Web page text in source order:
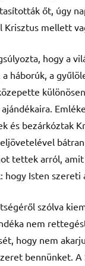
őt, úgy
Krisztus mellett
hogy a
háborúk, a
és bezárkóztak
tettek arról,
hogy Isten szereti
szólva
nem
hogy nem
bennünket.